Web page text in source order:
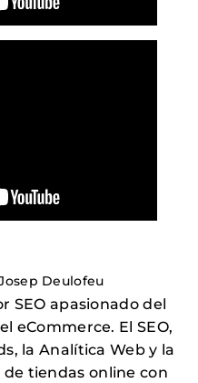
Deulofeu
SEO apasionado del
eCommerce. El SEO,
la Analítica Web y la
de tiendas online con